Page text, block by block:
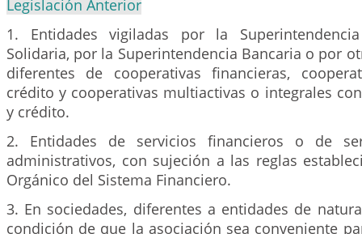
Legislación Anterior
1. Entidades vigiladas por la
Solidaria, por la Superintendencia Bancaria o por
diferentes de cooperativas financieras,
crédito y cooperativas multiactivas o integrales
y crédito.
2. Entidades de servicios financieros o de
administrativos, con sujeción a las reglas
Orgánico del Sistema Financiero.
3. En sociedades, diferentes a entidades de
condición de que la asociación sea conveniente